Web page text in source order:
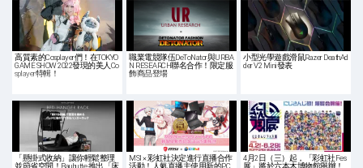
高質素的Cosplayer們！在TOKYO
GAME SHOW 2022發現的美人Co
splayer特輯！
職業電競隊伍DeToNator與URBA
N RESEARCH聯名合作！限定服
飾商品登場
小型光學遊戲滑鼠Razer DeathAd
der V2 Mini發表
「懸掛式收納」讓你輕鬆整理
並節省空間！Bauhutte 推出「床
MSI × 彩虹社決定進行直播合作
活動！人氣直播主使用新的PC
4月2日（三）起，「彩虹社Fes
展」將於六本木博物館舉辦！